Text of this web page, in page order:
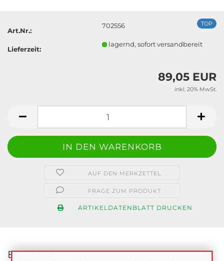
TOP
Art.Nr.:
702556
Lieferzeit:
lagernd, sofort versandbereit
89,05 EUR
inkl. 20% MwSt.
AUF DEN MERKZETTEL
FRAGE ZUM PRODUKT
ARTIKELDATENBLATT DRUCKEN
Beschreibung